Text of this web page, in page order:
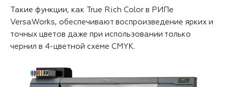
Такие функции, как True Rich Color в РИПе
VersaWorks, обеспечивают воспроизведение ярких и
точных цветов даже при использовании только
чернил в 4-цветной схеме CMYK.